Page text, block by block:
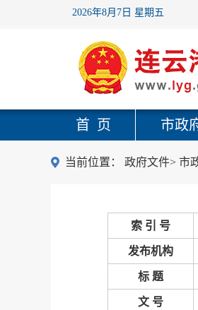
2026年8月7日 星期五
首 页 市政
当前位置： 政府文件> 市
索 引 号
发布机构
标 题
文 号